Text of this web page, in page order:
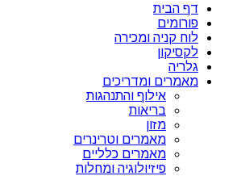
דף הבית
פורומים
לוח קניה ומכירה
לקסיקון
גלריה
מאמרים ומדריכים
אילוף והתנהגות
בריאות
מזון
מאמרים וטרינרים
מאמרים כלליים
פיזיולוגיה ומחלות